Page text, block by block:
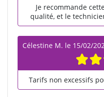
Je recommande
qualité, et le
Célestine M. le 15/02/
Tarifs non excessifs